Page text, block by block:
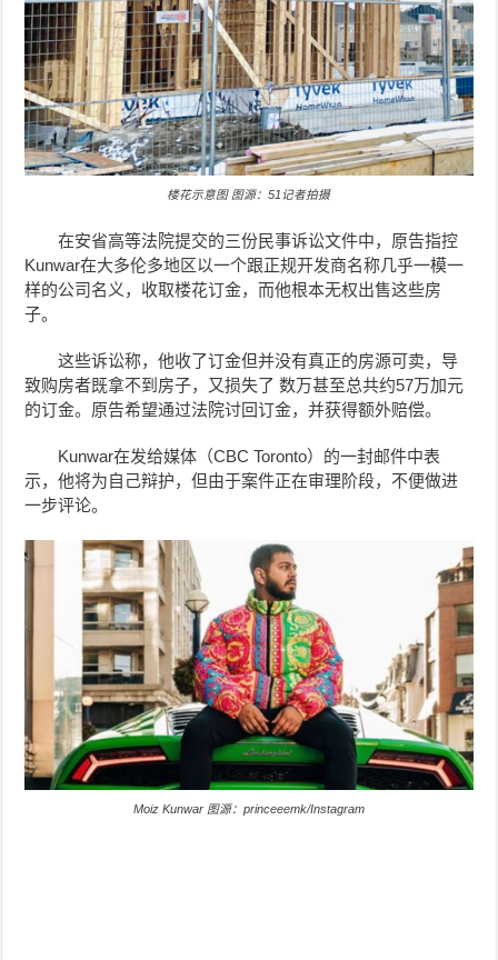
楼花示意图 图源：51记者拍摄
在安省高等法院提交的三份民事诉讼文件中，原告指控
Kunwar在大多伦多地区以一个跟正规开发商名称几乎一模一
样的公司名义，收取楼花订金，而他根本无权出售这些房
子。
这些诉讼称，他收了订金但并没有真正的房源可卖，导
致购房者既拿不到房子，又损失了 数万甚至总共约57万加元
的订金。原告希望通过法院讨回订金，并获得额外赔偿。
Kunwar在发给媒体（CBC Toronto）的一封邮件中表
示，他将为自己辩护，但由于案件正在审理阶段，不便做进
一步评论。
Moiz Kunwar 图源：princeeemk/Instagram